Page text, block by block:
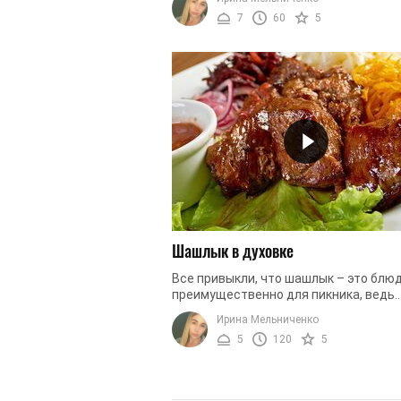
приготовленное на костре – это
7
60 5
Шашлык в духовке
Все привыкли, что шашлык – это
преимущественно для пикника, ведь
готовиться он должен на костре.
сочное мясо с легкой дымкой, ...
Ирина Мельниченко
5
120 5